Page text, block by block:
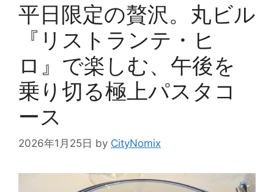
平日限定の贅沢。丸ビル
『リストランテ・ヒ
ロ』で楽しむ、午後を
乗り切る極上パスタコ
ース
2026年1月25日 by CityNomix